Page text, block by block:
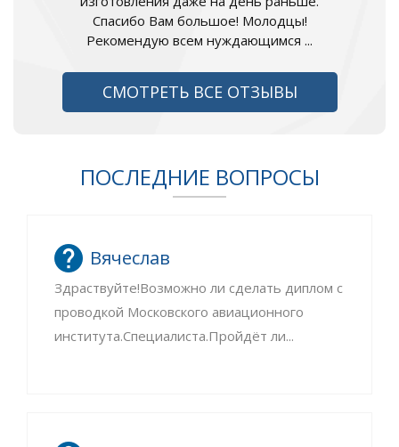
Спасибо Вам большое! Молодцы!
Рекомендую всем нуждающимся ...
СМОТРЕТЬ ВСЕ ОТЗЫВЫ
ПОСЛЕДНИЕ ВОПРОСЫ
Вячеслав
Здраствуйте!Возможно ли сделать диплом с
проводкой Московского авиационного
института.Специалиста.Пройдёт ли...